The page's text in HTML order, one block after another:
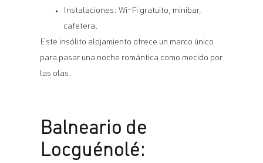
Instalaciones: Wi-Fi gratuito, minibar,
cafetera.
Este insólito alojamiento ofrece un marco único
para pasar una noche romántica como mecido por
las olas.
Balneario de
Locguénolé: